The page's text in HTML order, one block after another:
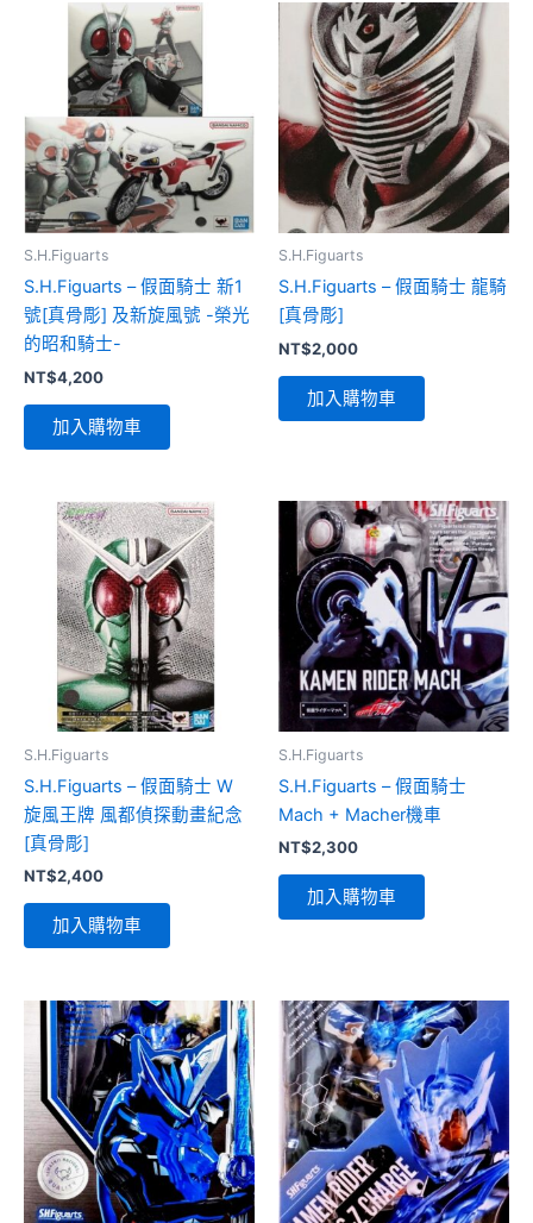
S.H.Figuarts
S.H.Figuarts – 假面騎士 新1
號[真骨彫] 及新旋風號 -榮光
的昭和騎士-
NT$4,200
加入購物車
S.H.Figuarts
S.H.Figuarts – 假面騎士 龍騎
[真骨彫]
NT$2,000
加入購物車
S.H.Figuarts
S.H.Figuarts – 假面騎士 W
旋風王牌 風都偵探動畫紀念
[真骨彫]
NT$2,400
加入購物車
S.H.Figuarts
S.H.Figuarts – 假面騎士
Mach + Macher機車
NT$2,300
加入購物車